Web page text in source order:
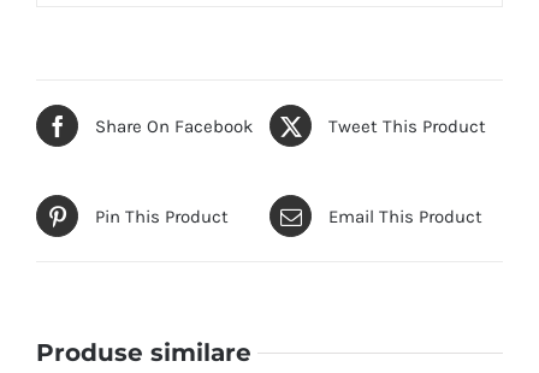
Share On Facebook Tweet This Product
Pin This Product Email This Product
Produse similare